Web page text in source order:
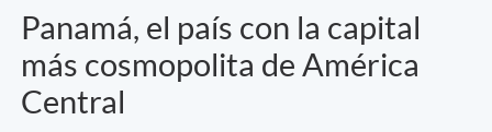
Panamá, el país con la capital
más cosmopolita de América
Central